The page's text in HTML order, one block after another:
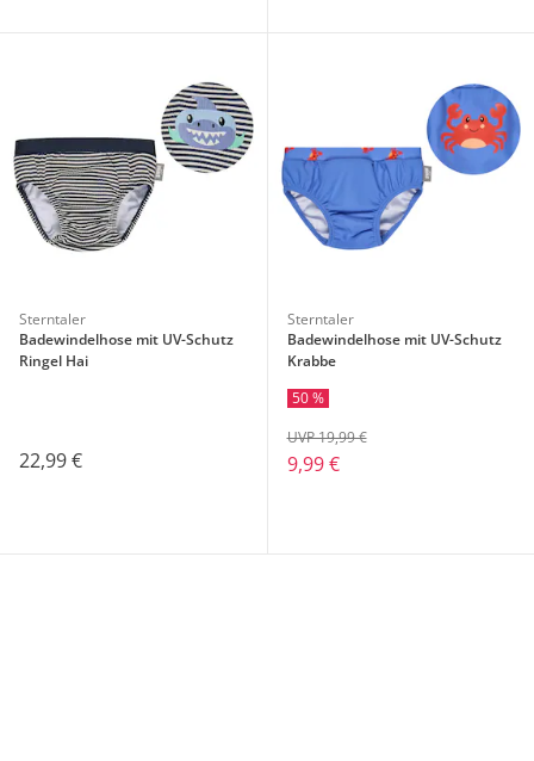
Sterntaler
Badewindelhose mit UV-Schutz
Ringel Hai
22,99 €
Sterntaler
Badewindelhose mit UV-Schutz
Krabbe
50 %
9,99 €
UVP 19,99 €